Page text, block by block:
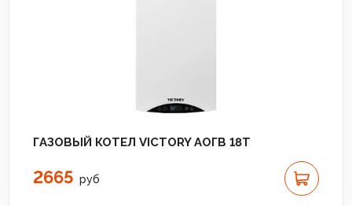
ГАЗОВЫЙ КОТЕЛ VICTORY АОГВ 18T
2665 руб